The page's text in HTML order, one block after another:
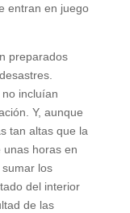
entran en juego
preparados
incluían
Y, aunque
tan altas que la
horas en
los
del interior
de las